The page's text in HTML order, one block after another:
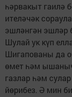
һәрвакыт гаилә
ителәчәк
эшләнгән эшләр
Шулай ук күп
Шигапованы да
өмет һәм
газлар һәм
йөрибез. Ә мин